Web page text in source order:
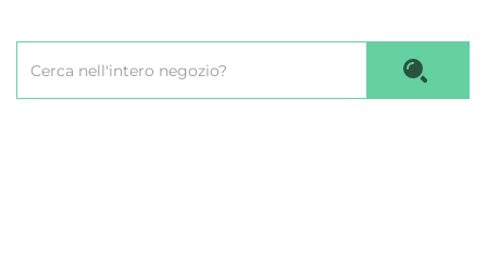
principale
Prodotto